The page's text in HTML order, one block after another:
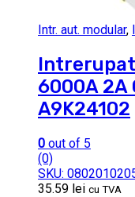
Intr. aut. modular,
6000A 2A
A9K24102
0 out of 5
(0)
SKU:
35.59 lei cu TVA